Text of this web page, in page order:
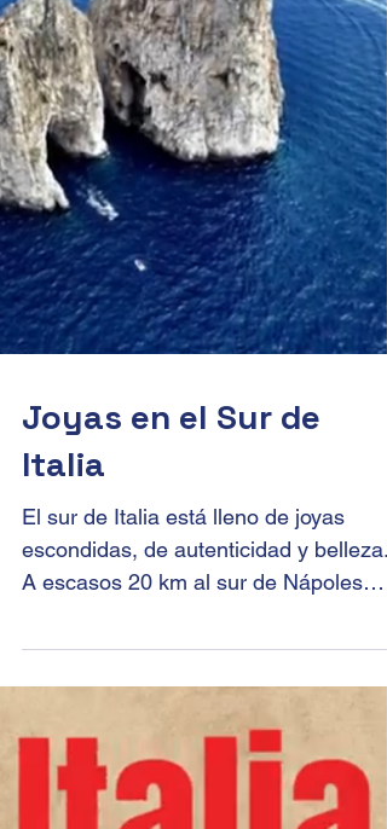
Joyas en el Sur de
Italia
El sur de Italia está lleno de joyas
escondidas, de autenticidad y belleza.